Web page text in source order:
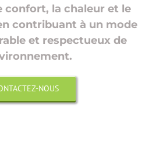
confort, la chaleur et le
contribuant à un mode
et respectueux de
NOUS